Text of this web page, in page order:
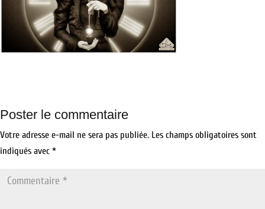
Poster le commentaire
Votre adresse e-mail ne sera pas publiée. Les champs obligatoires sont
indiqués avec *